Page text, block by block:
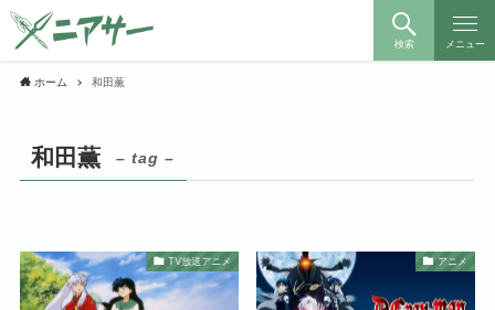
検索 メニュー
ホーム 和田薫
和田薫 – tag –
TV放送アニメ アニメ